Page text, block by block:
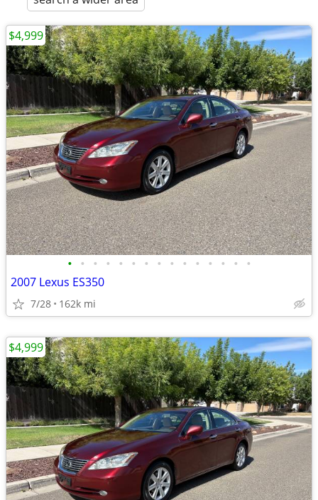
• • • • • • • • • • • • • • •
2007 Lexus ES350
7/28 162k mi
$4,999
$4,999